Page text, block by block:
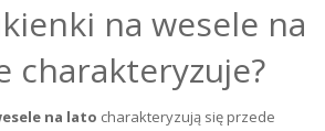
na wesele na
charakteryzuje?
na lato charakteryzują się przede